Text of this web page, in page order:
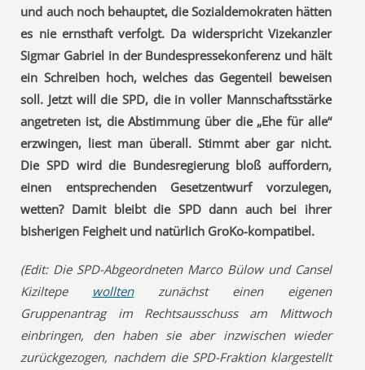
und auch noch behauptet, die Sozialdemokraten hätten
es nie ernsthaft verfolgt. Da widerspricht Vizekanzler
Sigmar Gabriel in der Bundespressekonferenz und hält
ein Schreiben hoch, welches das Gegenteil beweisen
soll. Jetzt will die SPD, die in voller Mannschaftsstärke
angetreten ist, die Abstimmung über die „Ehe für alle“
erzwingen, liest man überall. Stimmt aber gar nicht.
Die SPD wird die Bundesregierung bloß auffordern,
einen entsprechenden Gesetzentwurf vorzulegen,
wetten? Damit bleibt die SPD dann auch bei ihrer
bisherigen Feigheit und natürlich GroKo-kompatibel.
(Edit: Die SPD-Abgeordneten Marco Bülow und Cansel
Kiziltepe wolltenzunächst einen eigenen
Gruppenantrag im Rechtsausschuss am Mittwoch
einbringen, den haben sie aber inzwischen wieder
zurückgezogen, nachdem die SPD-Fraktion klargestellt